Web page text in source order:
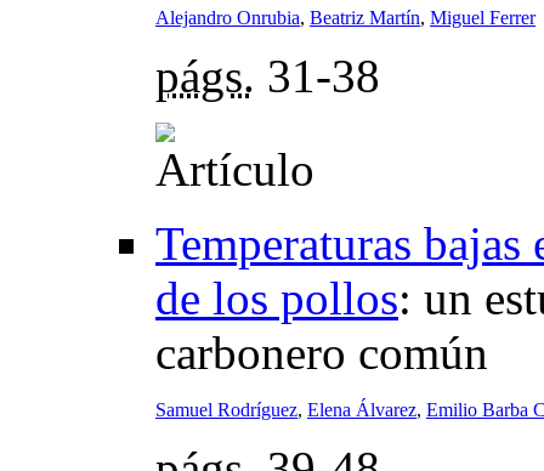
Alejandro Onrubia, Beatriz Martín, Miguel Ferrer
págs. 31-38
Temperaturas
de los pollos: un
carbonero común
Samuel Rodríguez, Elena Álvarez, Emilio Barba